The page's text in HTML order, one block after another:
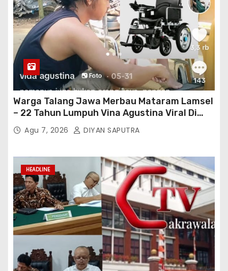
Warga Talang Jawa Merbau Mataram Lamsel
– 22 Tahun Lumpuh Vina Agustina Viral Di
Tiktok Inginkan Kursi Roda Listrik, Kepala
Perwakilan Provinsi Lampung Media
Bertindak
Agu 7, 2026 DIYAN SAPUTRA
HEADLINE